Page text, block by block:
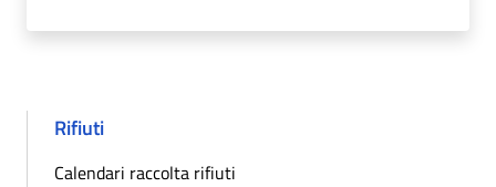
Rifiuti
Calendari raccolta rifiuti